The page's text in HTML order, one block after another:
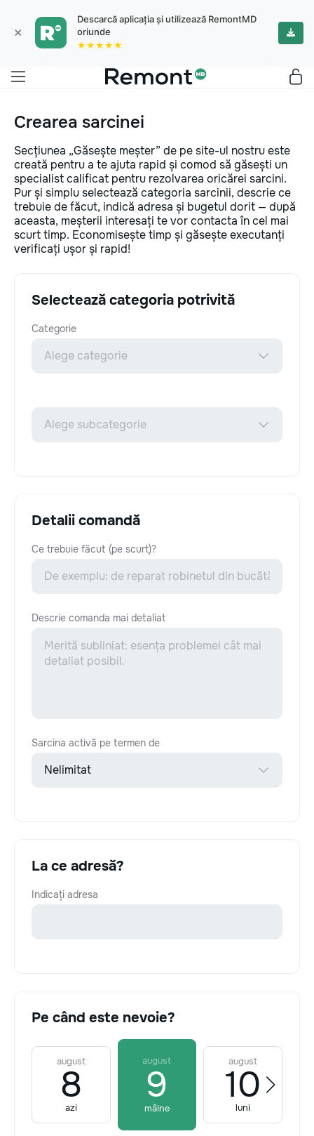
×
Descarcă aplicația și utilizează RemontMD
oriunde
★★★★★
Crearea sarcinei
Secțiunea „Găsește meșter” de pe site-ul nostru este
creată pentru a te ajuta rapid și comod să găsești un
specialist calificat pentru rezolvarea oricărei sarcini.
Pur și simplu selectează categoria sarcinii, descrie ce
trebuie de făcut, indică adresa și bugetul dorit — după
aceasta, meșterii interesați te vor contacta în cel mai
scurt timp. Economisește timp și găsește executanți
verificați ușor și rapid!
Selectează categoria potrivită
Categorie
Detalii comandă
Ce trebuie făcut (pe scurt)?
Descrie comanda mai detaliat
Sarcina activă pe termen de
La ce adresă?
Indicați adresa
Pe când este nevoie?
august
8
azi
august
9
mâine
august
10
luni